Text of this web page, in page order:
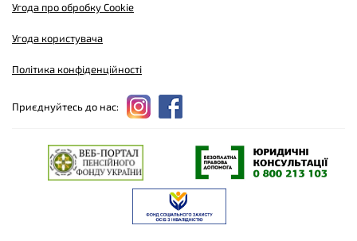
Угода про обробку Cookie
Угода користувача
Політика конфіденційності
Приєднуйтесь до нас: